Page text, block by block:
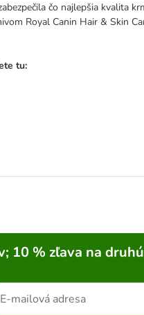
čo najlepšia kvalita
Royal Canin Hair & Skin
tu:
10 % zľava na